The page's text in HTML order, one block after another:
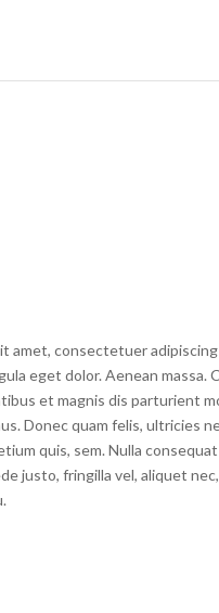
amet, consectetuer
eget dolor. Aenean massa.
et magnis dis parturient
Donec quam felis, ultricies
quis, sem. Nulla consequat
justo, fringilla vel, aliquet nec,